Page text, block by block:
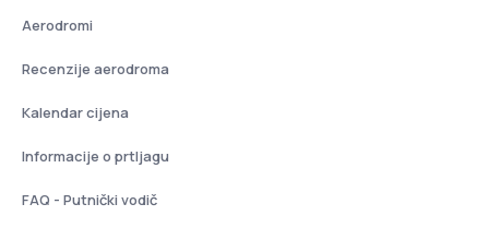
Aerodromi
Recenzije aerodroma
Kalendar cijena
Informacije o prtljagu
FAQ - Putnički vodič